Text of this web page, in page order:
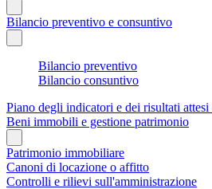
Bilancio preventivo e consuntivo
Bilancio preventivo
Bilancio consuntivo
Piano degli indicatori e dei risultati
Beni immobili e gestione patrimonio
Patrimonio immobiliare
Canoni di locazione o affitto
Controlli e rilievi sull'amministrazione